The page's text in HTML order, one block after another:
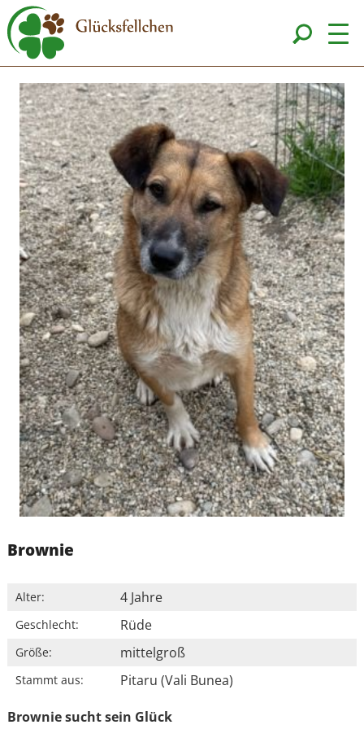
Brownie
Alter: 4 Jahre
Geschlecht: Rüde
Größe: mittelgroß
Stammt aus: Pitaru (Vali Bunea)
Brownie sucht sein Glück